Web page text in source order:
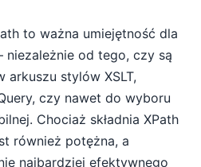
wyrażeń XPath
zawierające mieszaną
dokumentach składanych do
Papierów
to ważna umiejętność dla
niezależnie od tego, czy są
stylów XSLT,
czy nawet do wyboru
Chociaż składnia XPath
również potężna, a
najbardziej efektywnego